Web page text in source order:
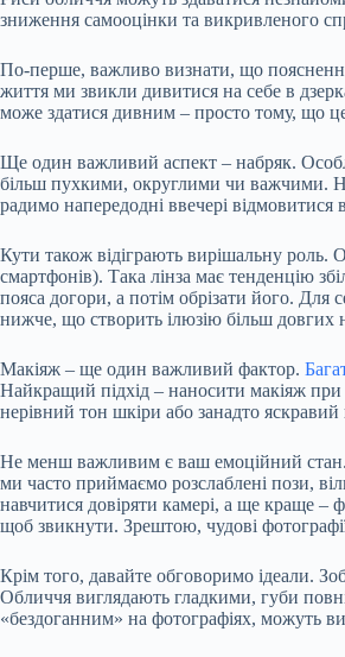
зниження самооцінки та викривленого
По-перше, важливо визнати, що пояснення
життя ми звикли дивитися на себе в
може здатися дивним – просто тому, що
Ще один важливий аспект – набряк.
більш пухкими, округлими чи важчими.
радимо напередодні ввечері
Кути також відіграють вирішальну роль.
смартфонів). Така лінза має тенденцію
пояса догори, а потім обрізати його. Для
нижче, що створить ілюзію більш довгих
Макіяж – ще один важливий фактор.
Найкращий підхід – наносити макіяж
нерівний тон шкіри або занадто яскравий
Не менш важливим є ваш емоційний стан.
ми часто приймаємо розслаблені пози,
навчитися довіряти камері, а ще краще –
щоб звикнути. Зрештою, чудові
Крім того, давайте обговоримо ідеали.
Обличчя виглядають гладкими, губи
«бездоганним» на фотографіях, можуть